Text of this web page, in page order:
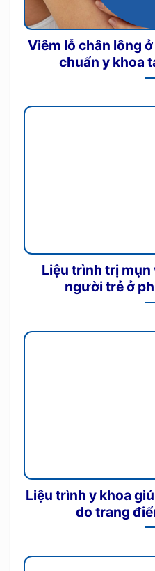
Viêm lỗ chân lông
chuẩn y khoa
Liệu trình trị mụn
người trẻ ở
Liệu trình y khoa
do trang